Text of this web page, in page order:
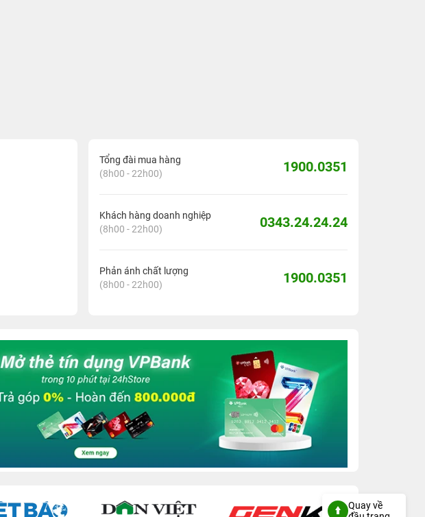
Tổng đài mua hàng
(8h00 - 22h00)
1900.0351
Khách hàng doanh nghiệp
(8h00 - 22h00)
0343.24.24.24
Phản ánh chất lượng
(8h00 - 22h00)
1900.0351
Quay về